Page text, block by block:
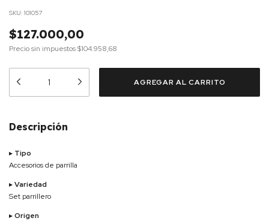
SKU: 101057
$127.000,00
Precio sin impuestos$104.958,68
Descripción
▸ Tipo
Accesorios de parrilla
▸Variedad
Set parrillero
▸Origen